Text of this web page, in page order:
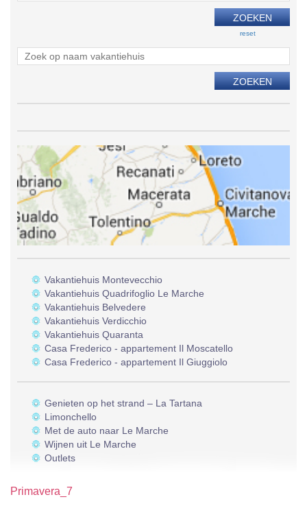
reset
Vakantiehuis Montevecchio
Vakantiehuis Quadrifoglio Le Marche
Vakantiehuis Belvedere
Vakantiehuis Verdicchio
Vakantiehuis Quaranta
Casa Frederico - appartement Il Moscatello
Casa Frederico - appartement Il Giuggiolo
Genieten op het strand – La Tartana
Limonchello
Met de auto naar Le Marche
Wijnen uit Le Marche
Outlets
Primavera_7